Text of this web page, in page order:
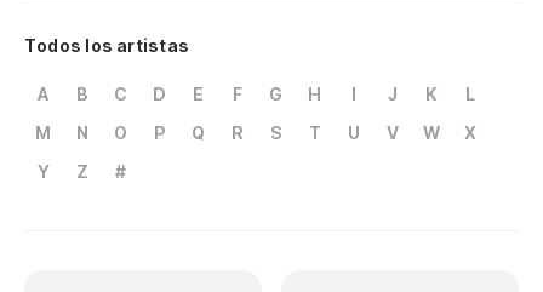
Todos los artistas
A B C D E F G H I J K
L
M
N O P Q R S T U V W
X
Y
Z #